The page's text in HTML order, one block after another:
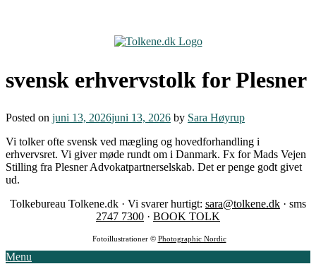
svensk erhvervstolk for Plesner
Posted on juni 13, 2026juni 13, 2026 by Sara Høyrup
Vi tolker ofte svensk ved mægling og hovedforhandling i
erhvervsret. Vi giver møde rundt om i Danmark. Fx for Mads Vejen
Stilling fra Plesner Advokatpartnerselskab. Det er penge godt givet
ud.
Tolkebureau Tolkene.dk · Vi svarer hurtigt: sara@tolkene.dk · sms
2747 7300 · BOOK TOLK
Fotoillustrationer © Photographic Nordic
Menu